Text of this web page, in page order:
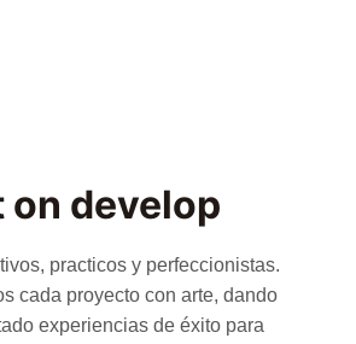
practicos y perfeccionistas.
cada proyecto con arte, dando
experiencias de éxito para
on develop